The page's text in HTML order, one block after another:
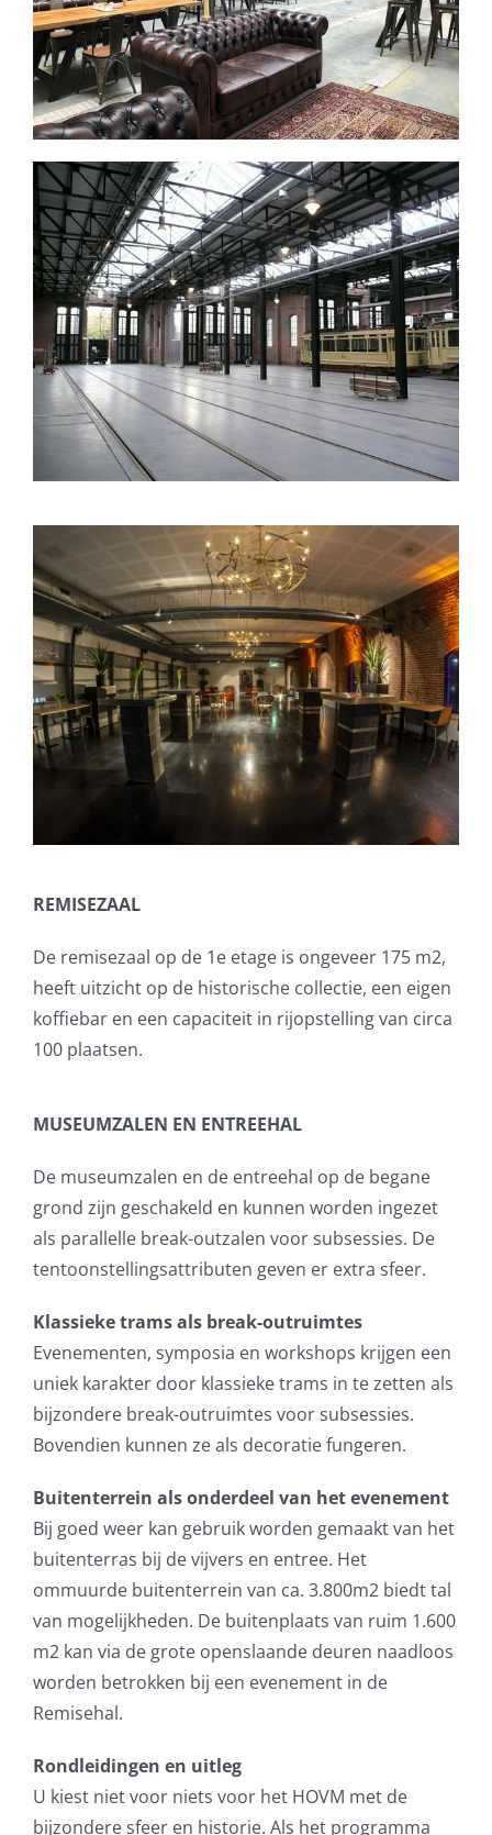
REMISEZAAL
De remisezaal op de 1e etage is ongeveer 175 m2,
heeft uitzicht op de historische collectie, een eigen
koffiebar en een capaciteit in rijopstelling van circa
100 plaatsen.
MUSEUMZALEN EN ENTREEHAL
De museumzalen en de entreehal op de begane
grond zijn geschakeld en kunnen worden ingezet
als parallelle break-outzalen voor subsessies. De
tentoonstellingsattributen geven er extra sfeer.
Klassieke trams als break-outruimtes
Evenementen, symposia en workshops krijgen een
uniek karakter door klassieke trams in te zetten als
bijzondere break-outruimtes voor subsessies.
Bovendien kunnen ze als decoratie fungeren.
Buitenterrein als onderdeel van het evenement
Bij goed weer kan gebruik worden gemaakt van het
buitenterras bij de vijvers en entree. Het
ommuurde buitenterrein van ca. 3.800m2 biedt tal
van mogelijkheden. De buitenplaats van ruim 1.600
m2 kan via de grote openslaande deuren naadloos
worden betrokken bij een evenement in de
Remisehal.
Rondleidingen en uitleg
U kiest niet voor niets voor het HOVM met de
bijzondere sfeer en historie. Als het programma